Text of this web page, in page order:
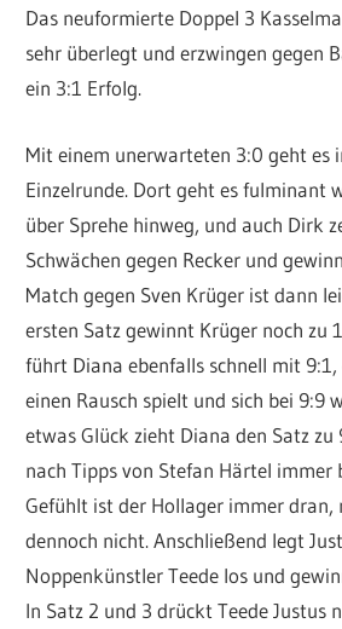
Das neuformierte Doppel 3
sehr überlegt und erzwingen gegen
ein 3:1 Erfolg.
Mit einem unerwarteten 3:0 geht es
Einzelrunde. Dort geht es fulminant
über Sprehe hinweg, und auch Dirk
Schwächen gegen Recker und
Match gegen Sven Krüger ist dann
ersten Satz gewinnt Krüger noch zu
führt Diana ebenfalls schnell mit 9:1,
einen Rausch spielt und sich bei 9:9
etwas Glück zieht Diana den Satz
nach Tipps von Stefan Härtel immer
Gefühlt ist der Hollager immer dran,
dennoch nicht. Anschließend legt
Noppenkünstler Teede los und
In Satz 2 und 3 drückt Teede Justus